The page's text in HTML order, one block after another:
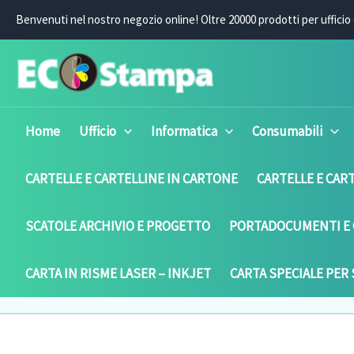
contenuto
Benvenuti nel nostro negozio online! Oltre 20000 prodotti per ufficio
Home Ufficio Informatica Consumabili
CARTELLE E CARTELLINE IN CARTONE CARTELLE E
SCATOLE ARCHIVIO E PROGETTO PORTADOCUMENTI E
CARTA IN RISME LASER – INKJET CARTA SPECIALE